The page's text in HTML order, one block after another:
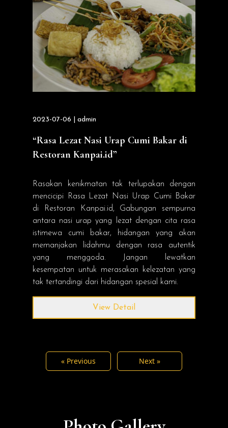
2023-07-06 | admin
“Rasa Lezat Nasi Urap Cumi Bakar di
Restoran Kanpai.id”
Rasakan kenikmatan tak terlupakan dengan
mencicipi Rasa Lezat Nasi Urap Cumi Bakar
di Restoran Kanpai.id, Gabungan sempurna
antara nasi urap yang lezat dengan cita rasa
istimewa cumi bakar, hidangan yang akan
memanjakan lidahmu dengan rasa autentik
yang menggoda. Jangan lewatkan
kesempatan untuk merasakan kelezatan yang
tak tertandingi dari hidangan spesial kami.
View Detail
« Previous Next »